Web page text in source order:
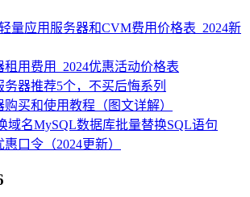
量应用服务器和CVM费用价格表_2024新
租用费用_2024优惠活动价格表
务器推荐5个，不买后悔系列
购买和使用教程（图文详解）
域名MySQL数据库批量替换SQL语句
口令（2024更新）